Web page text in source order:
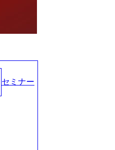
セミナー